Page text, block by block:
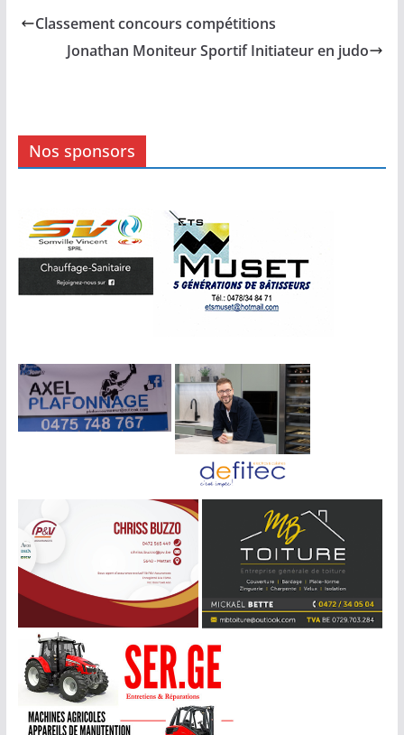
Classement concours compétitions
Jonathan Moniteur Sportif Initiateur en judo
Nos sponsors